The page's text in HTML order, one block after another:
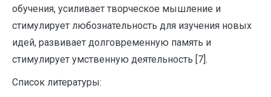
обучения, усиливает творческое мышление и
стимулирует любознательность для изучения новых
идей, развивает долговременную память и
стимулирует умственную деятельность [7].
Список литературы: